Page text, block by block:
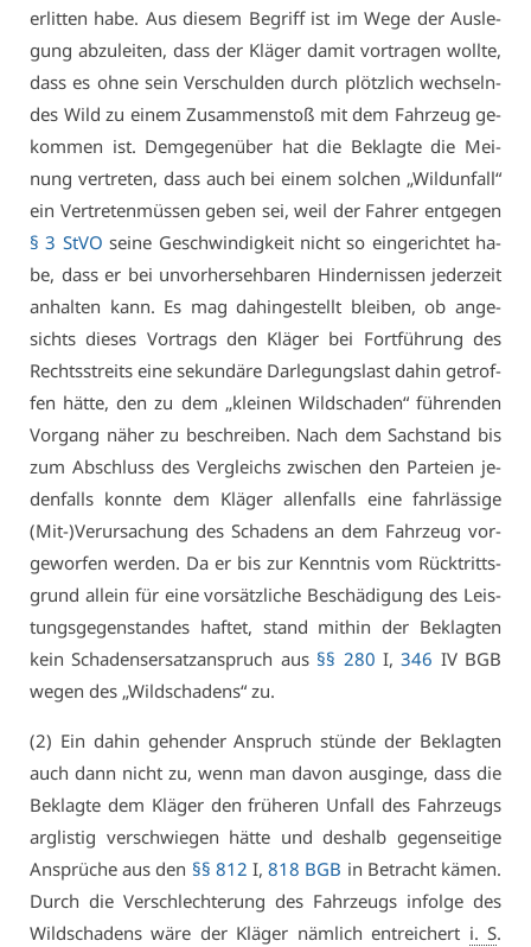
er­lit­ten ha­be. Aus die­sem Be­griff ist im We­ge der Aus­le­
gung ab­zu­lei­ten, dass der Klä­ger da­mit vor­tra­gen woll­te,
dass es oh­ne sein Ver­schul­den durch plötz­lich wech­seln­
des Wild zu ei­nem Zu­sam­men­stoß mit dem Fahr­zeug ge­
kom­men ist. Dem­ge­gen­über hat die Be­klag­te die Mei­
nung ver­tre­ten, dass auch bei ei­nem sol­chen „Wild­un­fall“
ein Ver­tre­ten­müs­sen ge­ben sei, weil der Fah­rer ent­ge­gen
§ 3 StVO sei­ne Ge­schwin­dig­keit nicht so ein­ge­rich­tet ha­
be, dass er bei un­vor­her­seh­ba­ren Hin­der­nis­sen je­der­zeit
an­hal­ten kann. Es mag da­hin­ge­stellt blei­ben, ob an­ge­
sichts die­ses Vor­trags den Klä­ger bei Fort­füh­rung des
Rechts­streits ei­ne se­kun­dä­re Dar­le­gungs­last da­hin ge­trof­
fen hät­te, den zu dem „klei­nen Wild­scha­den“ füh­ren­den
Vor­gang nä­her zu be­schrei­ben. Nach dem Sach­stand bis
zum Ab­schluss des Ver­gleichs zwi­schen den Par­tei­en je­
den­falls konn­te dem Klä­ger al­len­falls ei­ne fahr­läs­si­ge
(Mit-)Ver­ur­sa­chung des Scha­dens an dem Fahr­zeug vor­
ge­wor­fen wer­den. Da er bis zur Kennt­nis vom Rück­tritts­
grund al­lein für ei­ne vor­sätz­li­che Be­schä­di­gung des Leis­
tungs­ge­gen­stan­des haf­tet, stand mit­hin der Be­klag­ten
kein Scha­dens­er­satz­an­spruch aus §§ 280 I,346 IV BGB
we­gen des „Wild­scha­dens“ zu.
(2) Ein da­hin ge­hen­der An­spruch stün­de der Be­klag­ten
auch dann nicht zu, wenn man da­von aus­gin­ge, dass die
Be­klag­te dem Klä­ger den frü­he­ren Un­fall des Fahr­zeugs
arg­lis­tig ver­schwie­gen hät­te und des­halb ge­gen­sei­ti­ge
An­sprü­che aus den §§ 812 I,818 BGB in Be­tracht kä­men.
Durch die Ver­schlech­te­rung des Fahr­zeugs in­fol­ge des
Wild­scha­dens wä­re der Klä­ger näm­lich ent­rei­chert i. S.